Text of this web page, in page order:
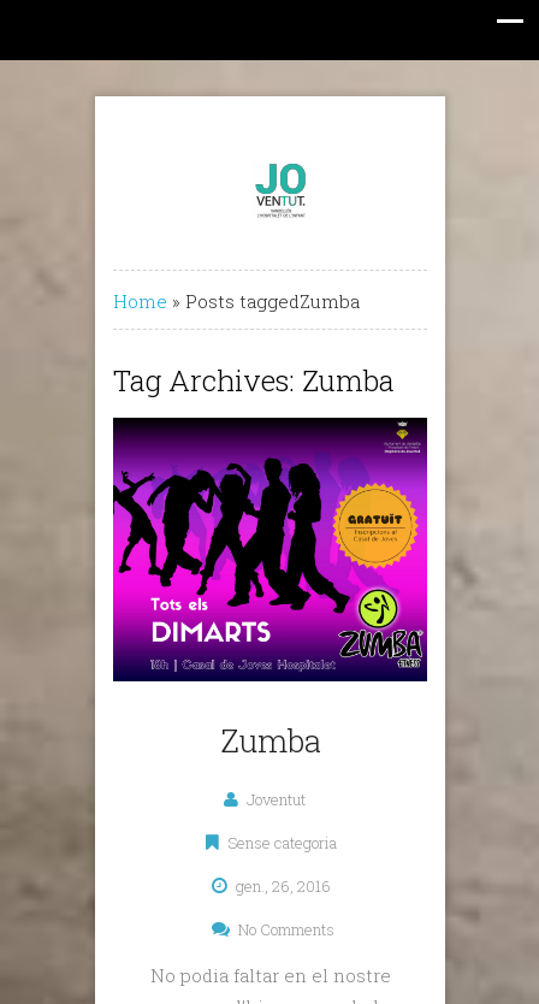
Home » Posts taggedZumba
Tag Archives: Zumba
Zumba
Joventut
Sense categoria
gen., 26, 2016
No Comments
No podia faltar en el nostre